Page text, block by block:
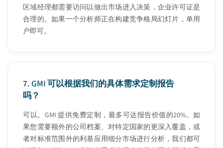
区域经理都需要访问以做出市场进入决策，企业许可证是
合理的。如果一个分析师正在构建竞争格局幻灯片，单用
户即可。
7.GMI 可以根据我们的具体需求定制报告
吗？
可以。GMI 提供免费定制，最多可达报告价值的20%。如
果您需要额外的公司档案、对特定国家的更深入覆盖，或
者对标准范围外的利基应用细分市场进行分析，我们都可